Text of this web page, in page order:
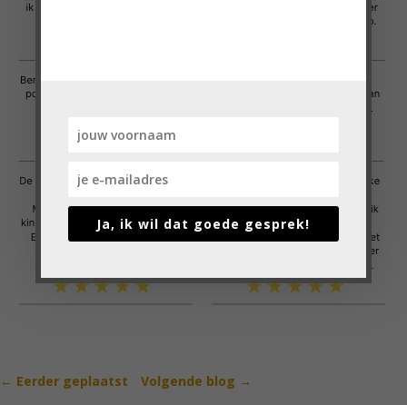
← Eerder geplaatst Volgende blog →
Ja, ik wil dat goede gesprek!